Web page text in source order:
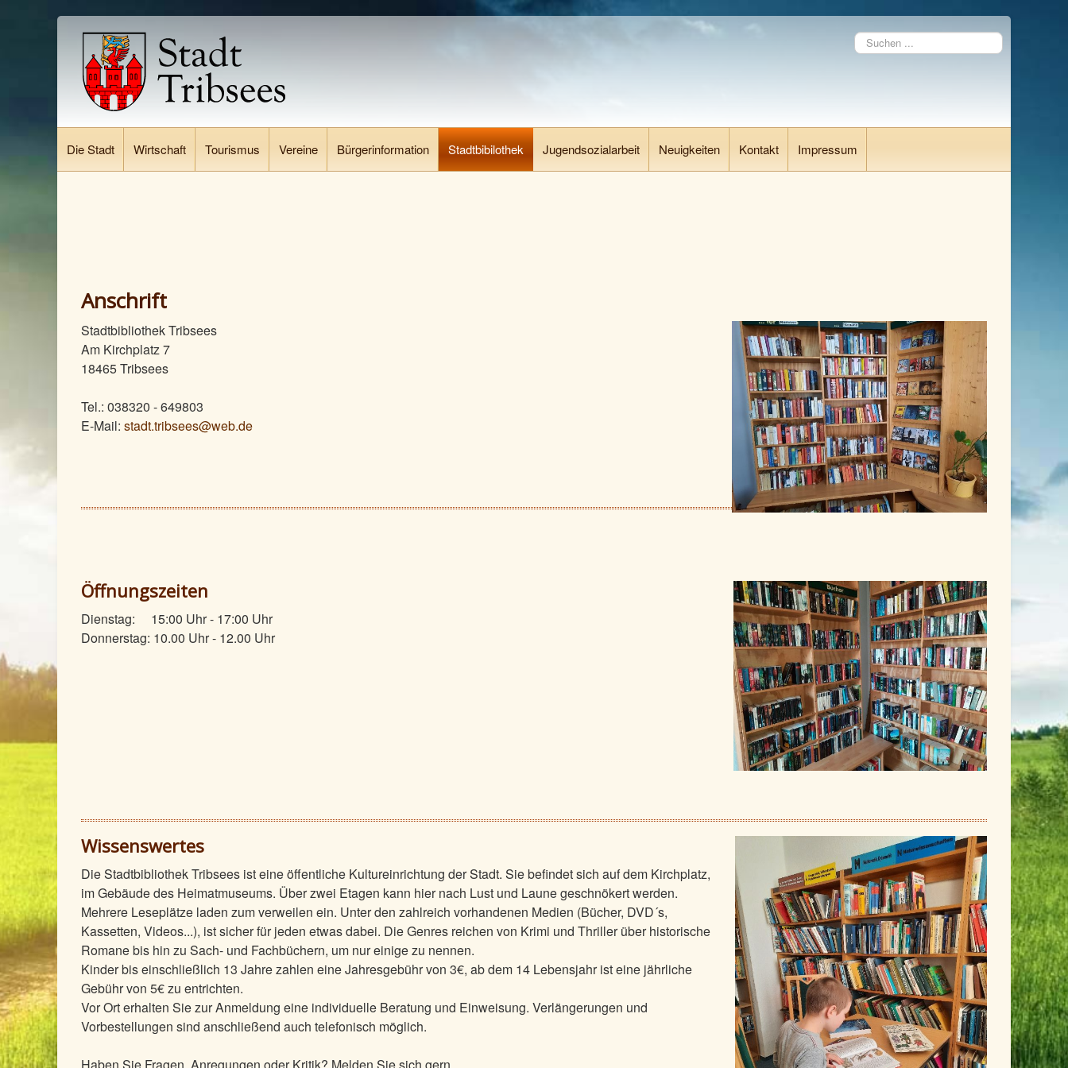
Suchen
...
Die Stadt Wirtschaft Tourismus Vereine Bürgerinformation Stadtbibilothek Jugendsozialarbeit Neuigkeiten Kontakt Impressum
Anschrift
Stadtbibliothek Tribsees
Am Kirchplatz 7
18465 Tribsees
Tel.: 038320 - 649803
E-Mail: stadt.tribsees@web.de
Öffnungszeiten
Dienstag: 15:00 Uhr - 17:00 Uhr
Donnerstag: 10.00 Uhr - 12.00 Uhr
Wissenswertes
Die Stadtbibliothek Tribsees ist eine öffentliche Kultureinrichtung der Stadt. Sie befindet sich auf dem Kirchplatz,
im Gebäude des Heimatmuseums. Über zwei Etagen kann hier nach Lust und Laune geschnökert werden.
Mehrere Leseplätze laden zum verweilen ein. Unter den zahlreich vorhandenen Medien (Bücher, DVD´s,
Kassetten, Videos...), ist sicher für jeden etwas dabei. Die Genres reichen von Krimi und Thriller über historische
Romane bis hin zu Sach- und Fachbüchern, um nur einige zu nennen.
Kinder bis einschließlich 13 Jahre zahlen eine Jahresgebühr von 3€, ab dem 14 Lebensjahr ist eine jährliche
Gebühr von 5€ zu entrichten.
Vor Ort erhalten Sie zur Anmeldung eine individuelle Beratung und Einweisung. Verlängerungen und
Vorbestellungen sind anschließend auch telefonisch möglich.